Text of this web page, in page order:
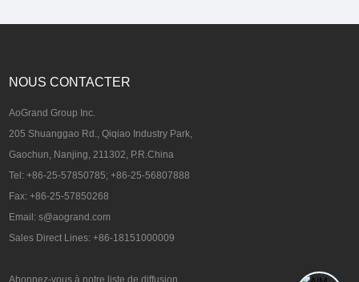
NOUS CONTACTER
AoGrand Group Inc.
205 Shuanggao Rd., Qiqiao Industry Park,
Gaochun, Nanjing, 211302, P.R.China
Tel: +86-25-57850785; +86-25-56807888
Fax: +86-25-57850268
Email: s@aogrand.com
Sales Direct Lines: +86-18151000009
Abonnez-vous à notre liste de diffusion